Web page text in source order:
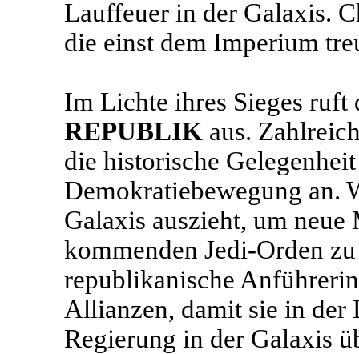
Lauffeuer in der Galaxis.
die einst dem Imperium
Im Lichte ihres Sieges
REPUBLIK aus.
die historische
Demokratiebewegung an.
Galaxis auszieht, um
kommenden Jedi-Orden
republikanische
Allianzen, damit sie in der
Regierung in der Galaxis